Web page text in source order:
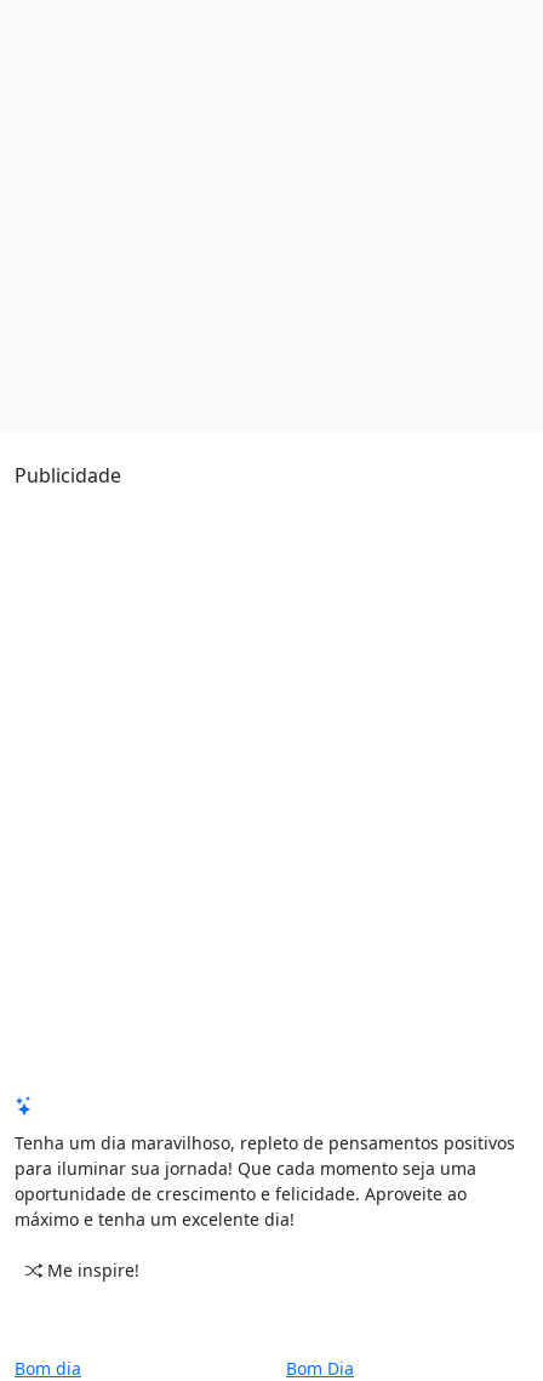
Publicidade
Tenha um dia maravilhoso, repleto de pensamentos positivos
para iluminar sua jornada! Que cada momento seja uma
oportunidade de crescimento e felicidade. Aproveite ao
máximo e tenha um excelente dia!
Me inspire!
Bom dia
Bom Dia